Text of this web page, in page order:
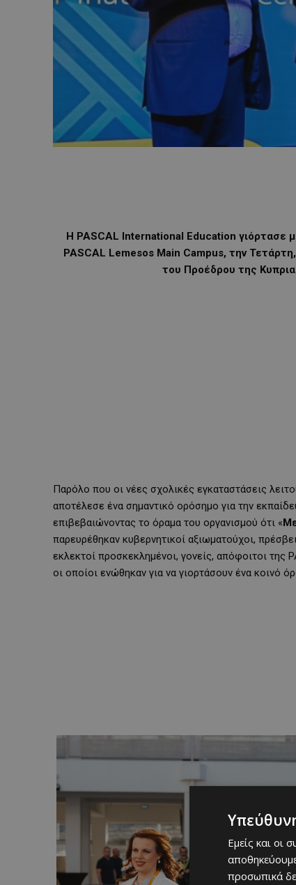
Η PASCAL International Education γιόρτασε
PASCAL Lemesos Main Campus, την
του Προέδρου της
Παρόλο που οι νέες σχολικές εγκαταστάσεις
αποτέλεσε ένα σημαντικό ορόσημο για την
επιβεβαιώνοντας το όραμα του οργανισμού ότι «
παρευρέθηκαν κυβερνητικοί αξιωματούχοι,
εκλεκτοί προσκεκλημένοι, γονείς, απόφοιτοι της
οι οποίοι ενώθηκαν για να γιορτάσουν ένα κοινό
Εμείς και οι
προσωπικά